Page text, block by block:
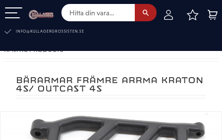
INFO@KULLAGERGROSSISTEN.SE
RPM RC PRODUCTS
BÄRARMAR FRÄMRE ARRMA KRATON
4S/ OUTCAST 4S